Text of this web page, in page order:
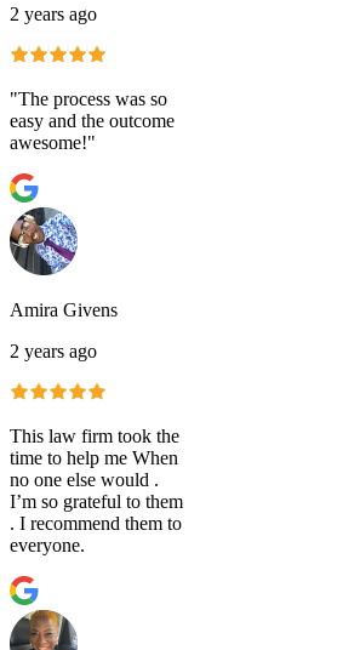
2 years ago
"The process was so
easy and the outcome
awesome!"
Amira Givens
2 years ago
This law firm took the
time to help me When
no one else would .
I’m so grateful to them
. I recommend them to
everyone.